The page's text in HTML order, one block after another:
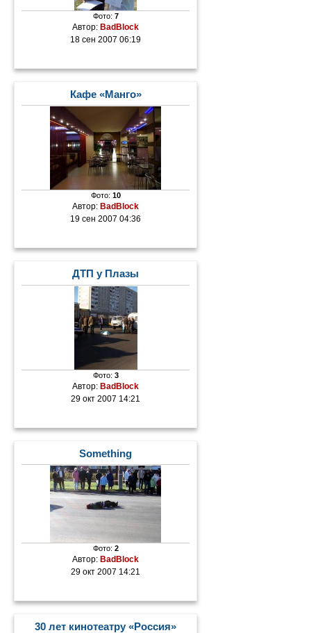
Фото: 7
Автор: BadBlock
18 сен 2007 06:19
Кафе «Манго»
Фото: 10
Автор: BadBlock
19 сен 2007 04:36
ДТП у Плазы
Фото: 3
Автор:BadBlock
29 окт 2007 14:21
Something
Фото: 2
Автор: BadBlock
29 окт 2007 14:21
30 лет кинотеатру «Россия»